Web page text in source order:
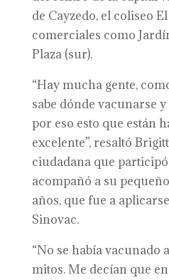
de Cayzedo, el coliseo
comerciales como
Plaza (sur).
“Hay mucha gente,
sabe dónde vacunarse
por eso esto que están
excelente”, resaltó
ciudadana que
acompañó a su
años, que fue a
Sinovac.
“No se había vacunado
mitos. Me decían que